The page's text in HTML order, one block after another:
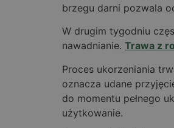
brzegu darni pozwala
W drugim tygodniu
nawadnianie. Trawa z
Proces ukorzeniania
oznacza udane
do momentu pełnego
użytkowanie.